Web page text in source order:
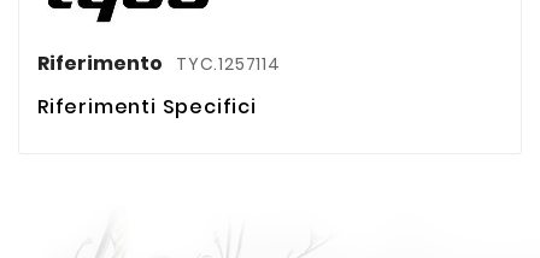
Riferimento TYC.1257114
Riferimenti Specifici